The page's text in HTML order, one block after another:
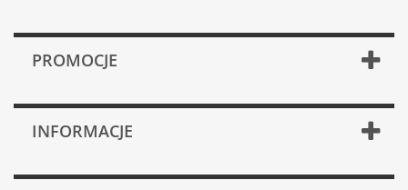
PROMOCJE
INFORMACJE